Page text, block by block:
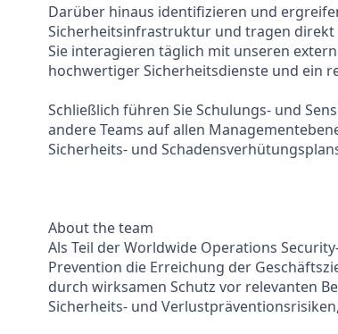
Darüber hinaus identifizieren und
Sicherheitsinfrastruktur und tragen
Sie interagieren täglich mit unseren
hochwertiger Sicherheitsdienste und ein
Schließlich führen Sie Schulungs- und
andere Teams auf allen
Sicherheits- und
About the team
Als Teil der Worldwide Operations
Prevention die Erreichung der
durch wirksamen Schutz vor relevanten
Sicherheits- und